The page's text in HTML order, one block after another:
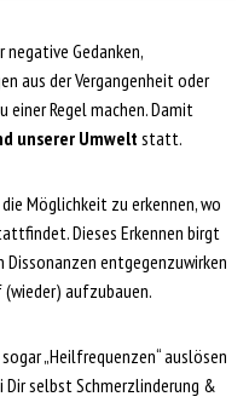
Gedanken,
aus der Vergangenheit oder
einer Regel machen. Damit
unserer Umwelt statt.
Möglichkeit zu erkennen, wo
Dieses Erkennen birgt
entgegenzuwirken
aufzubauen.
„Heilfrequenzen“ auslösen
Dir selbst Schmerzlinderung &